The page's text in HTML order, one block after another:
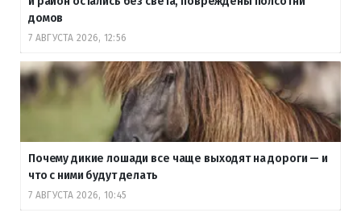
домов
7 АВГУСТА 2026, 12:56
Почему дикие лошади все чаще выходят на дороги — и
что с ними будут делать
7 АВГУСТА 2026, 10:45